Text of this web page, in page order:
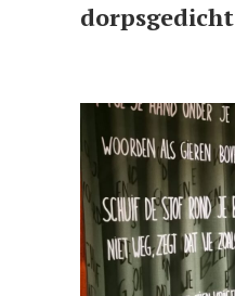
dorpsgedicht